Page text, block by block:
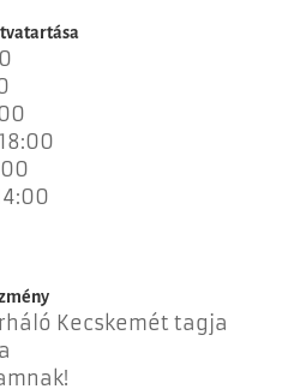
Kecskemét tagja